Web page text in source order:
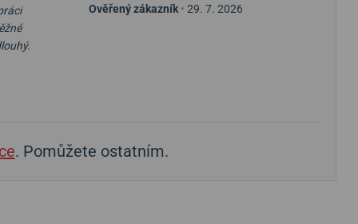
Ověřený zákazník • 29. 7. 2026
. Pomůžete ostatním.